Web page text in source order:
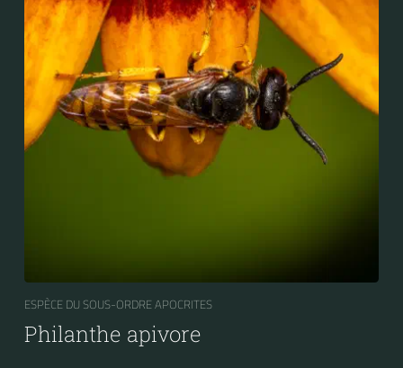
ESPÈCE DU SOUS-ORDRE APOCRITES
Philanthe apivore